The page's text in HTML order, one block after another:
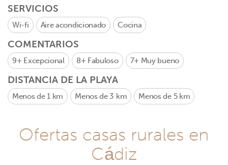
SERVICIOS
Wi-fi Aire acondicionado Cocina
COMENTARIOS
9+ Excepcional 8+ Fabuloso 7+ Muy bueno
DISTANCIA DE LA PLAYA
Menos de 1 km Menos de 3 km Menos de 5 km
Ofertas casas rurales en
Cádiz